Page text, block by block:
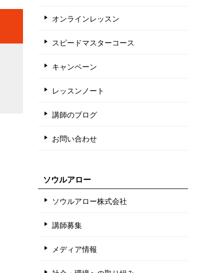
オンラインレッスン
スピードマスターコース
キャンペーン
レッスンノート
講師のブログ
お問い合わせ
ソウルアロー
ソウルアロー株式会社
講師募集
メディア情報